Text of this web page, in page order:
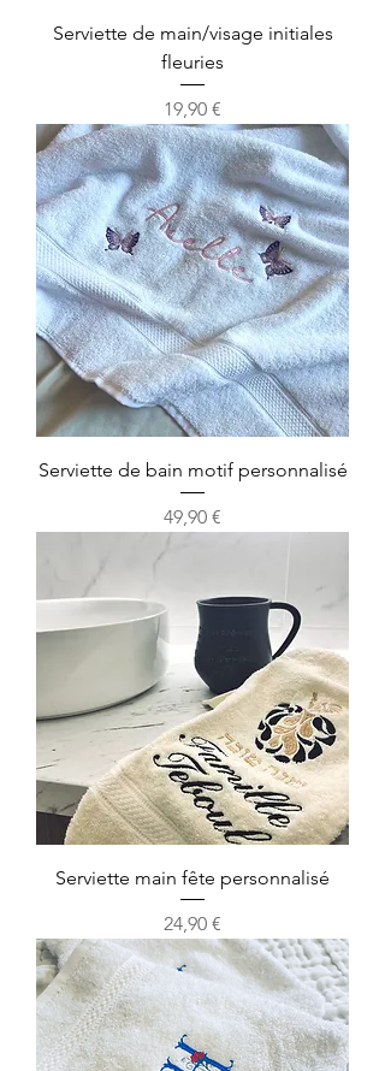
Serviette de main/visage initiales
fleuries
Prix
19,90 €
Serviette de bain motif personnalisé
Prix
49,90 €
Serviette main fête personnalisé
Prix
24,90 €